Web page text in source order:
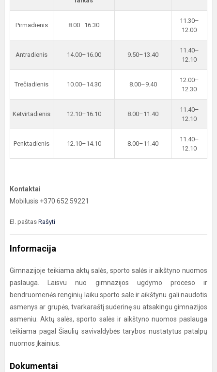
Pirmadienis 8.00–16.30
11.30–
12.00
Antradienis 14.00–16.00 9.50–13.40
11.40–
12.10
Trečiadienis 10.00–14.30 8.00–9.40
12.00–
12.30
Ketvirtadienis 12.10–16.10 8.00–11.40
11.40–
12.10
Penktadienis 12.10–14.10 8.00–11.40
11.40–
12.10
Kontaktai
Mobilusis +370 652 59221
El. paštas Rašyti
Informacija
Gimnazijoje teikiama aktų salės, sporto salės ir aikštyno nuomos
paslauga. Laisvu nuo gimnazijos ugdymo proceso ir
bendruomenės renginių laiku sporto sale ir aikštynu gali naudotis
asmenys ar grupės, tvarkaraštį suderinę su atsakingu gimnazijos
asmeniu. Aktų salės, sporto salės ir aikštyno nuomos paslauga
teikiama pagal Šiaulių savivaldybės tarybos nustatytus patalpų
nuomos įkainius.
Dokumentai